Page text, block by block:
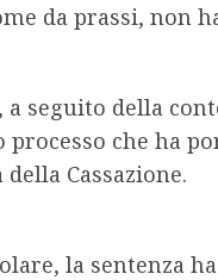
da prassi, non
a seguito della
processo che ha
della Cassazione.
la sentenza